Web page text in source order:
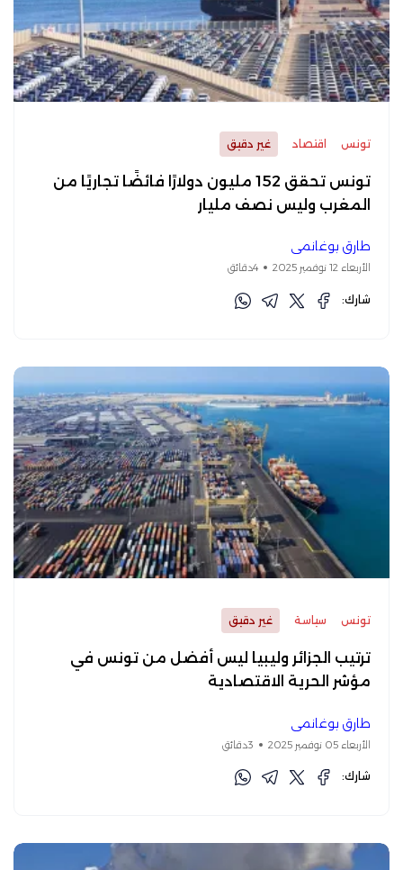
تونس اقتصاد غير دقيق
تونس تحقق 152 مليون دولارًا فائضًا تجاريًا من
المغرب وليس نصف مليار
طارق بوغانمي
الأربعاء 12 نوفمبر 2025 4دقائق
شارك:
تونس سياسة غير دقيق
ترتيب الجزائر وليبيا ليس أفضل من تونس في
مؤشر الحرية الاقتصادية
طارق بوغانمي
الأربعاء 05 نوفمبر 2025 3دقائق
شارك: